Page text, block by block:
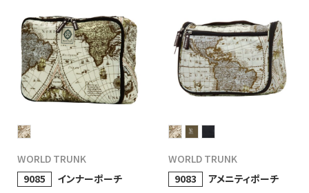
WORLD TRUNK
9085
インナーポーチ
WORLD TRUNK
9083
アメニティポーチ